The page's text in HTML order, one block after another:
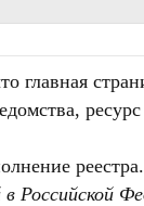
главная
Российской